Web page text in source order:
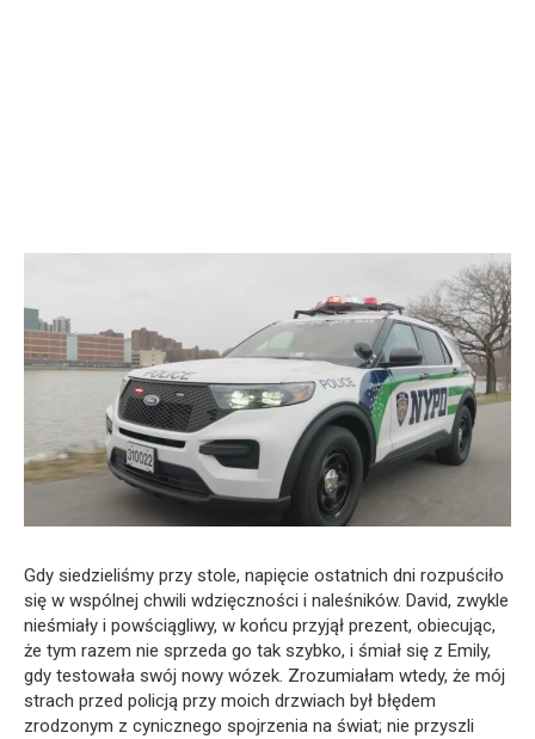
Gdy siedzieliśmy przy stole, napięcie ostatnich dni rozpuściło
się w wspólnej chwili wdzięczności i naleśników. David, zwykle
nieśmiały i powściągliwy, w końcu przyjął prezent, obiecując,
że tym razem nie sprzeda go tak szybko, i śmiał się z Emily,
gdy testowała swój nowy wózek. Zrozumiałam wtedy, że mój
strach przed policją przy moich drzwiach był błędem
zrodzonym z cynicznego spojrzenia na świat; nie przyszli